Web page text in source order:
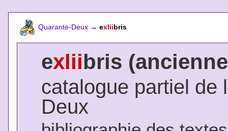
Quarante-Deux → exliibris
exliibris
catalogue partiel de
Deux